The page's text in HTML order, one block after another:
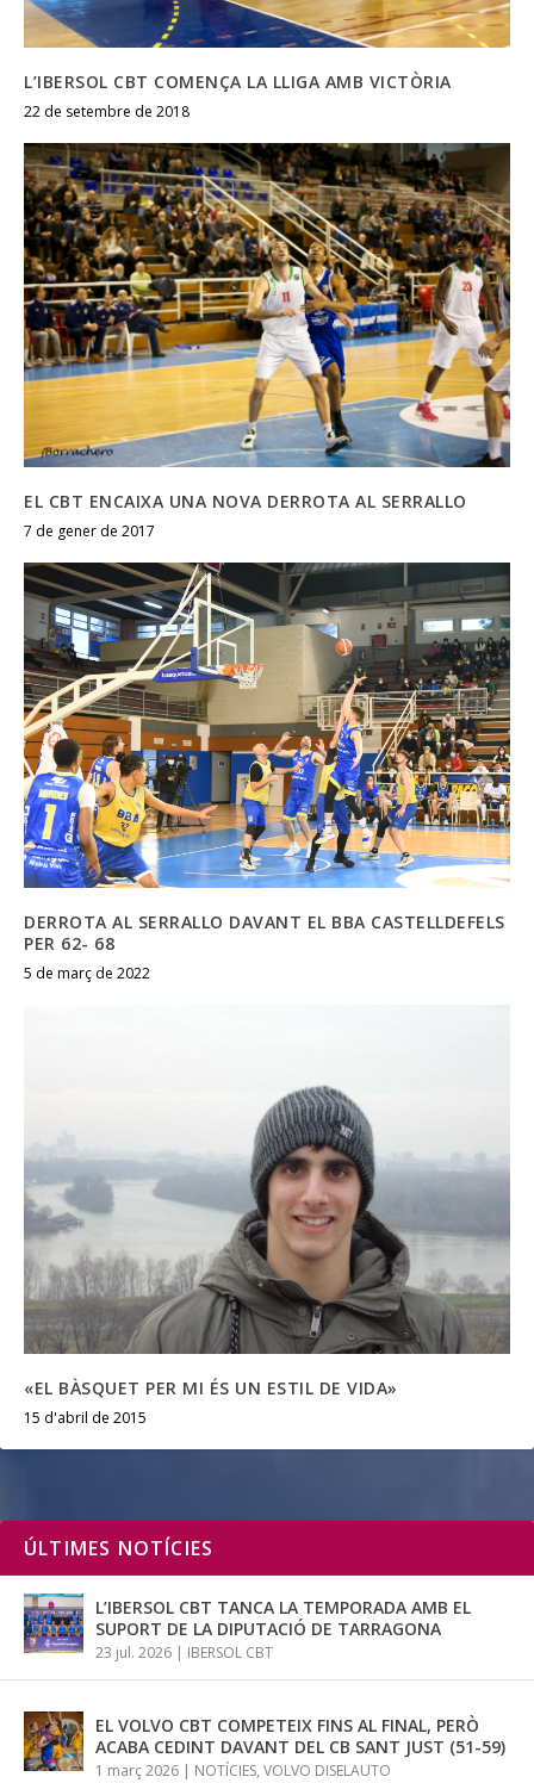
L’IBERSOL CBT COMENÇA LA LLIGA AMB VICTÒRIA
22 de setembre de 2018
EL CBT ENCAIXA UNA NOVA DERROTA AL SERRALLO
7 de gener de 2017
DERROTA AL SERRALLO DAVANT EL BBA CASTELLDEFELS
PER 62- 68
5 de març de 2022
«EL BÀSQUET PER MI ÉS UN ESTIL DE VIDA»
15 d'abril de 2015
ÚLTIMES NOTÍCIES
L’IBERSOL CBT TANCA LA TEMPORADA AMB EL
SUPORT DE LA DIPUTACIÓ DE TARRAGONA
23 jul. 2026 | IBERSOL CBT
EL VOLVO CBT COMPETEIX FINS AL FINAL, PERÒ
ACABA CEDINT DAVANT DEL CB SANT JUST (51-59)
1 març 2026 | NOTÍCIES, VOLVO DISELAUTO